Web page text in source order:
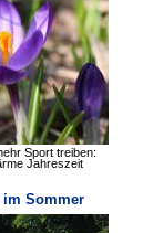
Sport treiben:
Jahreszeit
im Sommer